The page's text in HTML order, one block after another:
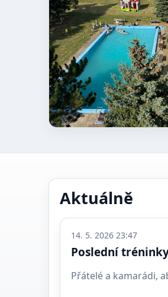
Aktuálně
14. 5. 2026 23:47
Poslední
Přátelé a kamarádi,